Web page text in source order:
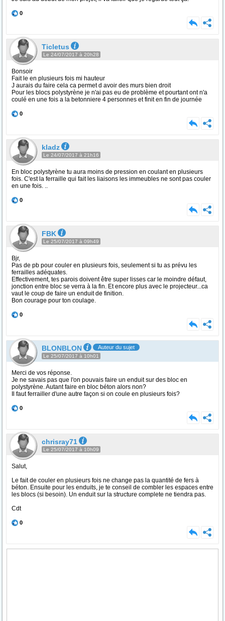
0
Ticletus
Le 24/07/2017 à 20h28
Bonsoir
Fait le en plusieurs fois mi hauteur
J aurais du faire cela ca permet d avoir des murs bien droit
Pour les blocs polystyrène je n'ai pas eu de problème et pourtant ont n'a
coulé en une fois a la betonniere 4 personnes et finit en fin de journée
0
kladz
Le 24/07/2017 à 21h16
En bloc polystyrène tu aura moins de pression en coulant en plusieurs
fois. C'est la ferraille qui fait les liaisons les immeubles ne sont pas couler
en une fois. ..
0
FBK
Le 25/07/2017 à 09h49
Bjr,
Pas de pb pour couler en plusieurs fois, seulement si tu as prévu les
ferrailles adéquates.
Effectivement, tes parois doivent être super lisses car le moindre défaut,
jonction entre bloc se verra à la fin. Et encore plus avec le projecteur...ca
vaut le coup de faire un enduit de finition.
Bon courage pour ton coulage.
0
BLONBLON Auteur du sujet
Le 25/07/2017 à 10h01
Merci de vos réponse.
Je ne savais pas que l'on pouvais faire un enduit sur des bloc en
polystyrène. Autant faire en bloc béton alors non?
Il faut ferrailler d'une autre façon si on coule en plusieurs fois?
0
chrisray71
Le 25/07/2017 à 10h09
Salut,
Le fait de couler en plusieurs fois ne change pas la quantité de fers à
béton. Ensuite pour les enduits, je te conseil de combler les espaces entre
les blocs (si besoin). Un enduit sur la structure complete ne tiendra pas.
Cdt
0